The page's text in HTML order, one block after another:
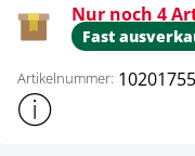
Nur noch 4
Fast
Artikelnummer:
Weitere